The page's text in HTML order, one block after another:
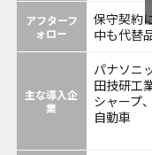
アフターフ
ォロー
保守契約
中も代替
主な導入企
業
パナソニ
田技研工
シャープ
自動車